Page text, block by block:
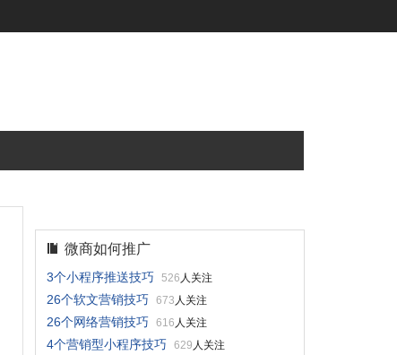
微商如何推广
3个小程序推送技巧 526 人关注
26个软文营销技巧 673 人关注
26个网络营销技巧 616 人关注
4个营销型小程序技巧 629 人关注